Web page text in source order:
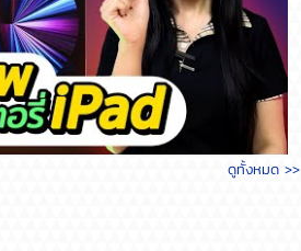
ต้องทำยังไง?
ดูทั้งหมด >>